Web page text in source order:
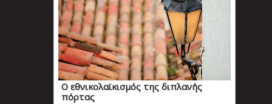
Ο εθνικολαϊκισμός της διπλανής
πόρτας